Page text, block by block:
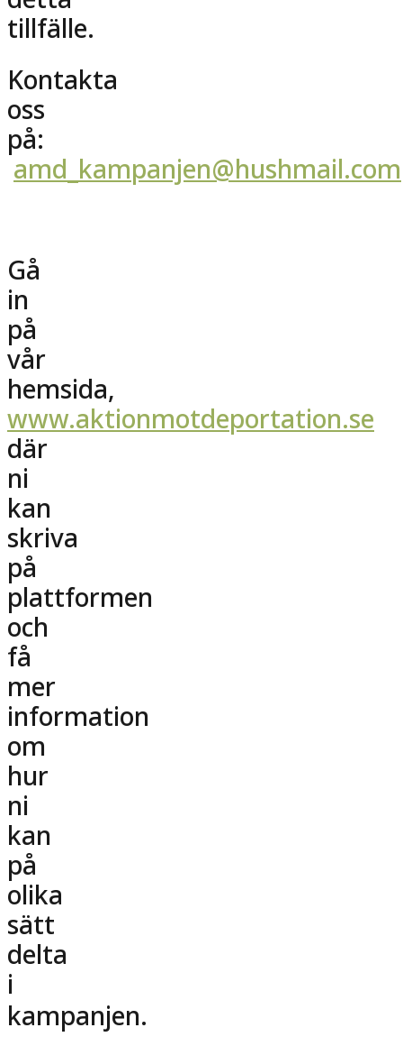
tillfälle.
Kontakta
oss
på:
amd_kampanjen@hushmail.com
Gå
in
på
vår
hemsida,
www.aktionmotdeportation.se
där
ni
kan
skriva
på
plattformen
och
få
mer
information
om
hur
ni
kan
på
olika
sätt
delta
i
kampanjen.